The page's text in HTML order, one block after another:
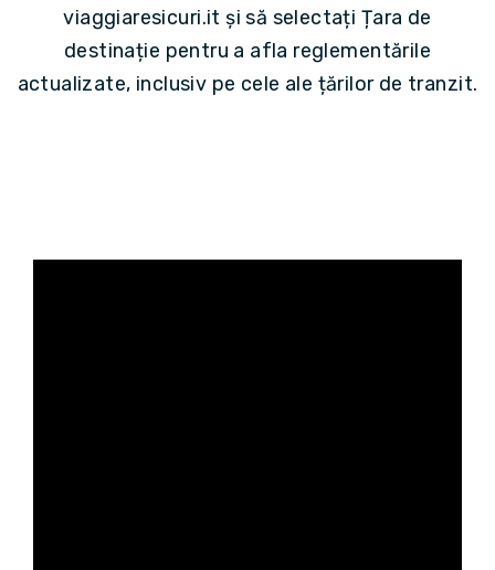
viaggiaresicuri.it și să selectați Țara de
destinație pentru a afla reglementările
actualizate, inclusiv pe cele ale țărilor de tranzit.